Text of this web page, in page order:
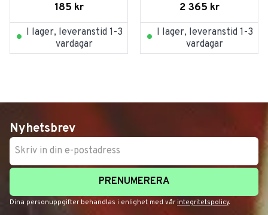
185 kr
I lager, leveranstid 1-3
vardagar
2 365 kr
I lager, leveranstid 1-3
vardagar
Nyhetsbrev
PRENUMERERA
Dina personuppgifter behandlas i enlighet med vår integritetspolicy.